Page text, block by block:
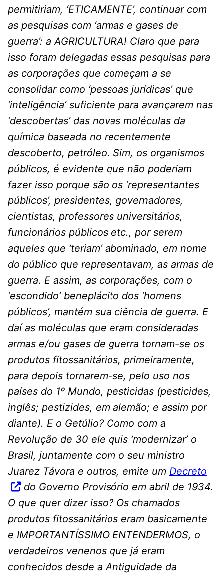
permitiriam, ‘ETICAMENTE’, continuar com
as pesquisas com ‘armas e gases de
guerra’: a AGRICULTURA! Claro que para
isso foram delegadas essas pesquisas para
as corporações que começam a se
consolidar como ‘pessoas jurídicas’ que
‘inteligência’ suficiente para avançarem nas
‘descobertas’ das novas moléculas da
química baseada no recentemente
descoberto, petróleo. Sim, os organismos
públicos, é evidente que não poderiam
fazer isso porque são os ‘representantes
públicos’, presidentes, governadores,
cientistas, professores universitários,
funcionários públicos etc., por serem
aqueles que ‘teriam’ abominado, em nome
do público que representavam, as armas de
guerra. E assim, as corporações, com o
‘escondido’ beneplácito dos ‘homens
públicos’, mantém sua ciência de guerra. E
daí as moléculas que eram consideradas
armas e/ou gases de guerra tornam-se os
produtos fitossanitários, primeiramente,
para depois tornarem-se, pelo uso nos
países do 1º Mundo, pesticidas (pesticides,
inglês; pestizides, em alemão; e assim por
diante). E o Getúlio? Como com a
Revolução de 30 ele quis ‘modernizar’ o
Brasil, juntamente com o seu ministro
Juarez Távora e outros, emite um Decreto
do Governo Provisório em abril de 1934.
O que quer dizer isso? Os chamados
produtos fitossanitários eram basicamente
e IMPORTANTÍSSIMO ENTENDERMOS, o
verdadeiros venenos que já eram
conhecidos desde a Antiguidade da